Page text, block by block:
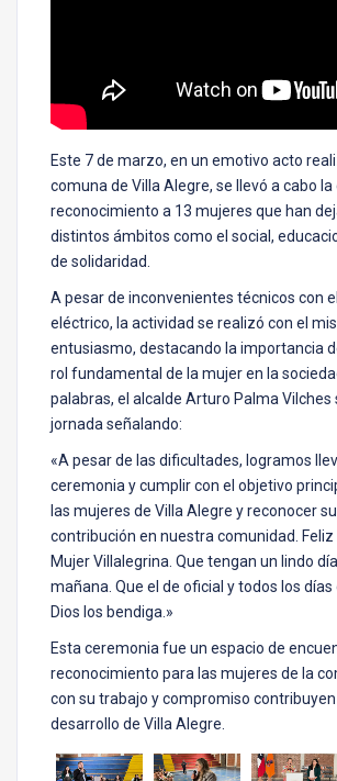
Este 7 de marzo, en un emotivo acto
comuna de Villa Alegre, se llevó a cabo
reconocimiento a 13 mujeres que han
distintos ámbitos como el social,
de solidaridad.
A pesar de inconvenientes técnicos con
eléctrico, la actividad se realizó con el
entusiasmo, destacando la importancia
rol fundamental de la mujer en la
palabras, el alcalde Arturo Palma Vilches
jornada señalando:
«A pesar de las dificultades, logramos
ceremonia y cumplir con el objetivo
las mujeres de Villa Alegre y reconocer
contribución en nuestra comunidad. Feliz
Mujer Villalegrina. Que tengan un lindo
mañana. Que el de oficial y todos los días
Dios los bendiga.»
Esta ceremonia fue un espacio de
reconocimiento para las mujeres de la
con su trabajo y compromiso
desarrollo de Villa Alegre.